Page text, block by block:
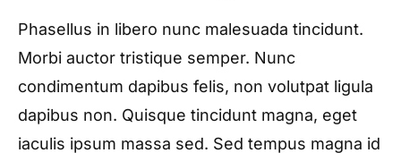
Phasellus in libero nunc malesuada tincidunt.
Morbi auctor tristique semper. Nunc
condimentum dapibus felis, non volutpat ligula
dapibus non. Quisque tincidunt magna, eget
iaculis ipsum massa sed. Sed tempus magna id